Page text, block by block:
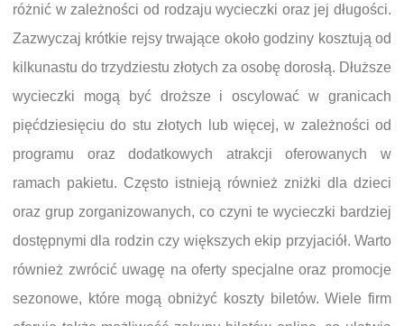
różnić w zależności od rodzaju wycieczki oraz jej długości.
Zazwyczaj krótkie rejsy trwające około godziny kosztują od
kilkunastu do trzydziestu złotych za osobę dorosłą. Dłuższe
wycieczki mogą być droższe i oscylować w granicach
pięćdziesięciu do stu złotych lub więcej, w zależności od
programu oraz dodatkowych atrakcji oferowanych w
ramach pakietu. Często istnieją również zniżki dla dzieci
oraz grup zorganizowanych, co czyni te wycieczki bardziej
dostępnymi dla rodzin czy większych ekip przyjaciół. Warto
również zwrócić uwagę na oferty specjalne oraz promocje
sezonowe, które mogą obniżyć koszty biletów. Wiele firm